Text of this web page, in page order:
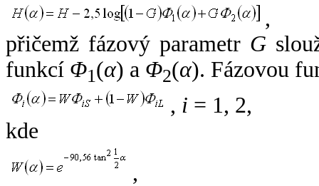
,
přičemž fázový parametr G
funkcí Φ1(α) a Φ2(α). Fázovou
, i = 1, 2,
kde
,